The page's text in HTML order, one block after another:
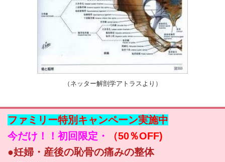
（ネッター解剖学アトラスより）
ファミリー特別キャンペーン実施中
今だけ！！初回限定・
（50％OFF)
●妊婦・産後の恥骨の痛みの整体